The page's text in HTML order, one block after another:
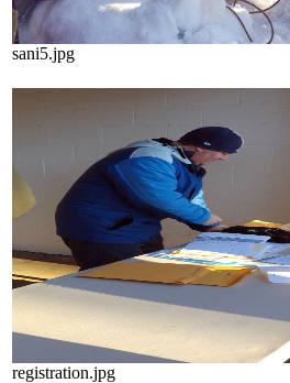
sani5.jpg
registration.jpg